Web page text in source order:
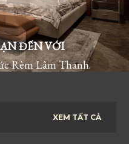
ĐẾN VỚI
Rèm Lâm Thanh.
XEM TẤT CẢ